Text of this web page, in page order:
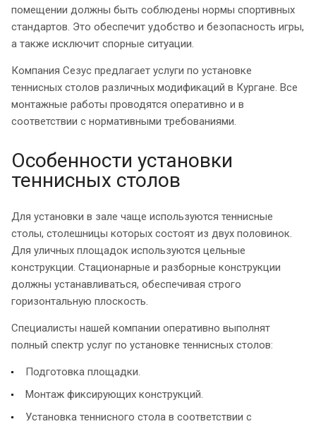
помещении должны быть соблюдены нормы спортивных
стандартов. Это обеспечит удобство и безопасность игры,
а также исключит спорные ситуации.
Компания Сезус предлагает услуги по установке
теннисных столов различных модификаций в Кургане. Все
монтажные работы проводятся оперативно и в
соответствии с нормативными требованиями.
Особенности установки
теннисных столов
Для установки в зале чаще используются теннисные
столы, столешницы которых состоят из двух половинок.
Для уличных площадок используются цельные
конструкции. Стационарные и разборные конструкции
должны устанавливаться, обеспечивая строго
горизонтальную плоскость.
Специалисты нашей компании оперативно выполнят
полный спектр услуг по установке теннисных столов:
Подготовка площадки.
Монтаж фиксирующих конструкций.
Установка теннисного стола в соответствии с